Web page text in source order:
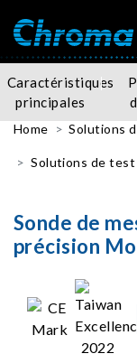
Caractéristiques
principales
Home Solutions
Solutions de
Sonde de
précision